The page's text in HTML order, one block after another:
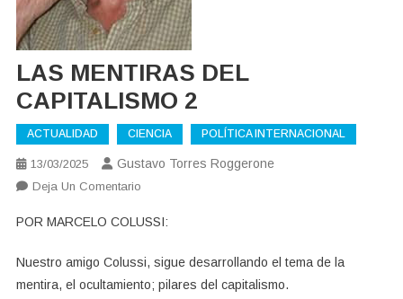
LAS MENTIRAS DEL
CAPITALISMO 2
ACTUALIDAD CIENCIA POLÍTICA INTERNACIONAL
13/03/2025 Gustavo Torres Roggerone
Deja Un ComentarioEn
MENTIRAS
CAPITALISMO
2
POR MARCELO COLUSSI:
Nuestro amigo Colussi, sigue desarrollando el tema de la
mentira, el ocultamiento; pilares del capitalismo.